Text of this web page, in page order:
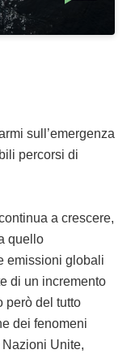
sull’emergenza
percorsi di
a crescere,
quello
emissioni globali
di un incremento
però del tutto
dei fenomeni
Unite,